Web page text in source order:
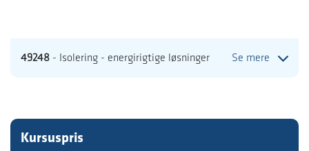
49248 - Isolering - energirigtige løsninger Se mere
Kursuspris